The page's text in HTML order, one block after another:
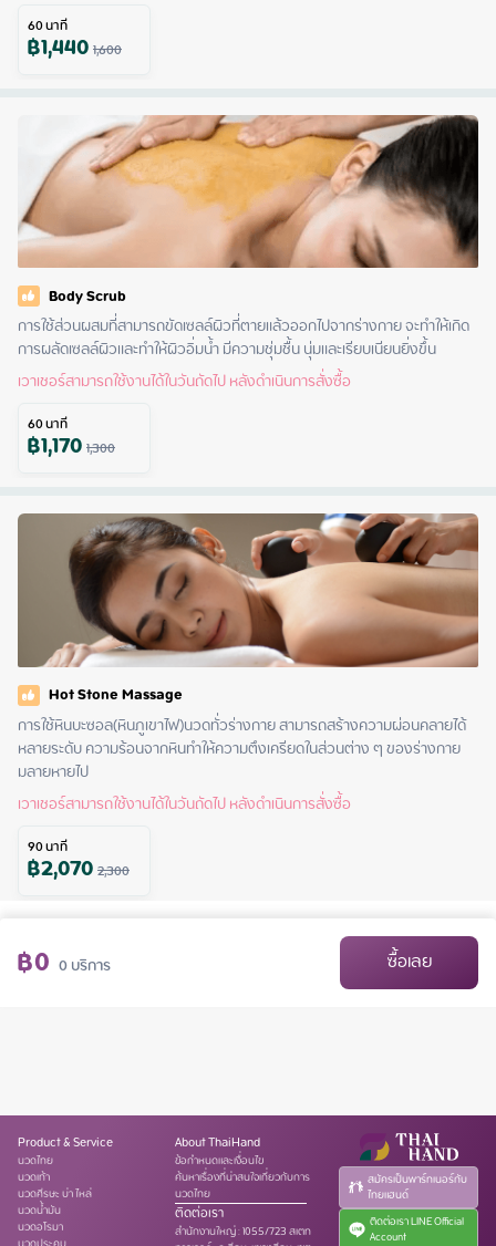
60นาที
฿1,4401,600
Body Scrub
การใช้ส่วนผสมที่สามารถขัดเซลล์ผิวที่ตายแล้วออกไปจากร่างกาย จะทำให้เกิด
การผลัดเซลล์ผิวและทำให้ผิวอิ่มน้ำ มีความชุ่มชื้น นุ่มและเรียบเนียนยิ่งขึ้น
เวาเชอร์สามารถใช้งานได้ในวันถัดไป หลังดำเนินการสั่งซื้อ
60นาที
฿1,1701,300
Hot Stone Massage
การใช้หินบะซอล(หินภูเขาไฟ)นวดทั่วร่างกาย สามารถสร้างความผ่อนคลายได้
หลายระดับ ความร้อนจากหินทำให้ความตึงเครียดในส่วนต่าง ๆ ของร่างกาย
มลายหายไป
เวาเชอร์สามารถใช้งานได้ในวันถัดไป หลังดำเนินการสั่งซื้อ
90นาที
฿2,0702,300
฿0 0บริการ ซื้อเลย
Product & Service
นวดไทย
นวดเท้า
นวดศีรษะ บ่า ไหล่
นวดน้ำมัน
นวดอโรมา
About ThaiHand
ข้อกำหนดและเงื่อนไข
ค้นหาเรื่องที่น่าสนใจเกี่ยวกับการ
นวดไทย
ติดต่อเรา
สำนักงานใหญ่:1055/723 สเตท
สมัครเป็นพาร์ทเนอร์กับ
ไทยแฮนด์
ติดต่อเรา LINE Official
Account